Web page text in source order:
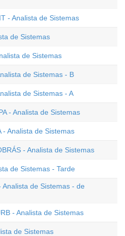
- Analista de Sistemas
de Sistemas
de Sistemas
de Sistemas - B
de Sistemas - A
- Analista de Sistemas
- Analista de Sistemas
- Analista de Sistemas
de Sistemas - Tarde
de Sistemas - de
- Analista de Sistemas
de Sistemas